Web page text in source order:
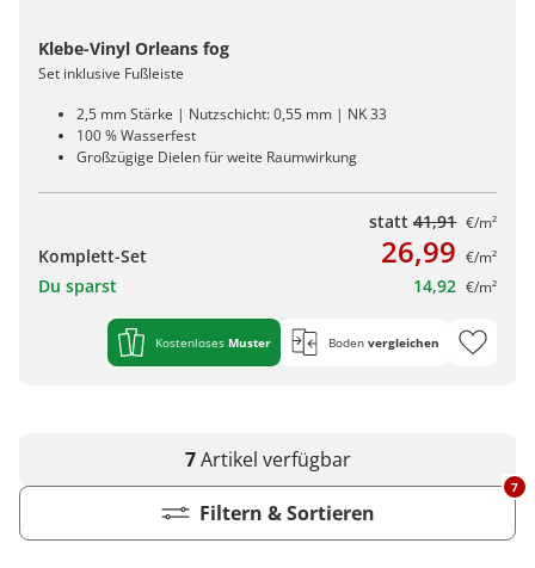
Klebe-Vinyl Orleans fog
Set inklusive Fußleiste
2,5 mm Stärke | Nutzschicht: 0,55 mm | NK 33
100 % Wasserfest
Großzügige Dielen für weite Raumwirkung
statt 41,91 €/m²
Komplett-Set 26,99 €/m²
Du sparst 14,92 €/m²
Kostenloses Muster Boden vergleichen
7Artikel verfügbar
Filtern & Sortieren
7